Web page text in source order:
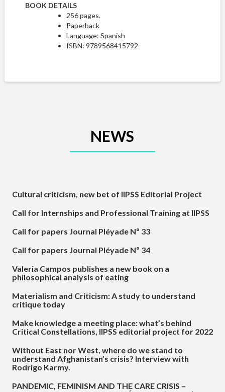
BOOK DETAILS
256 pages.
Paperback
Language: Spanish
ISBN: 9789568415792
NEWS
Cultural criticism, new bet of IIPSS Editorial Project
Call for Internships and Professional Training at IIPSS
Call for papers Journal Pléyade Nº 33
Call for papers Journal Pléyade Nº 34
Valeria Campos publishes a new book on a
philosophical analysis of eating
Materialism and Criticism: A study to understand
critique today
Make knowledge a meeting place: what’s behind
Critical Constellations, IIPSS editorial project for 2022
Without East nor West, where do we stand to
understand Afghanistan’s crisis? Interview with
Rodrigo Karmy.
PANDEMIC, FEMINISM AND THE CARE CRISIS –